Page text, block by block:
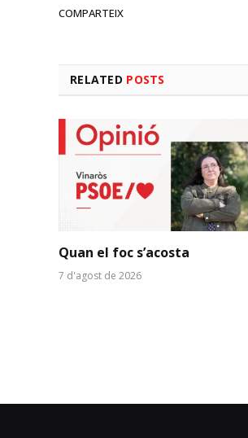
COMPARTEIX
RELATED POSTS
Quan el foc s’acosta
7 d'agost de 2026